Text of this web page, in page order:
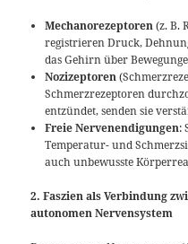
Mechanorezeptoren(z. B.
registrieren Druck,
das Gehirn über
Nozizeptoren
Schmerzrezeptoren
entzündet, senden sie
Freie Nervenendigungen:
Temperatur- und
auch unbewusste
2. Faszien als Verbindung
autonomen Nervensystem